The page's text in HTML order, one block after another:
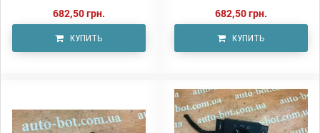
682,50 грн.
КУПИТЬ
682,50 грн.
КУПИТЬ